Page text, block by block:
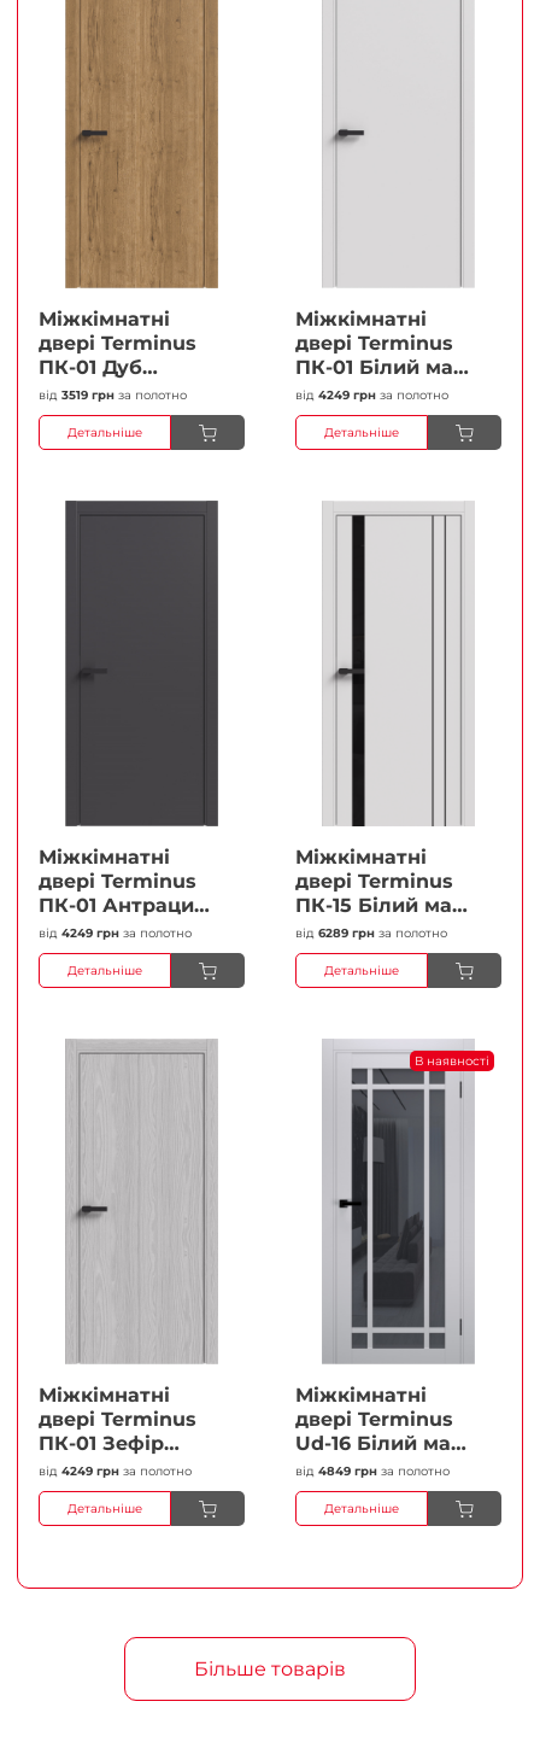
Міжкімнатні
двері Terminus
ПК-01 Дуб
античний Глухі
Плівка
від 3519 грн за полотно
Детальніше
Міжкімнатні
двері Terminus
ПК-01 Білий мат
(Термінус) Глухі
Плівка
від 4249 грн за полотно
Детальніше
Міжкімнатні
двері Terminus
ПК-01 Антрацит
(п/п) Глухі
Плівка
від 4249 грн за полотно
Детальніше
Міжкімнатні
двері Terminus
ПК-15 Білий мат
(Термінус) Чорне
скло Плівка
від 6289 грн за полотно
Детальніше
Міжкімнатні
двері Terminus
ПК-01 Зефір
Глухі Плівка
від 4249 грн за полотно
Детальніше
В наявності
Міжкімнатні
двері Terminus
Ud-16 Білий мат
(Термінус) Сатин
білий Плівка
від 4849 грн за полотно
Детальніше
Більше товарів